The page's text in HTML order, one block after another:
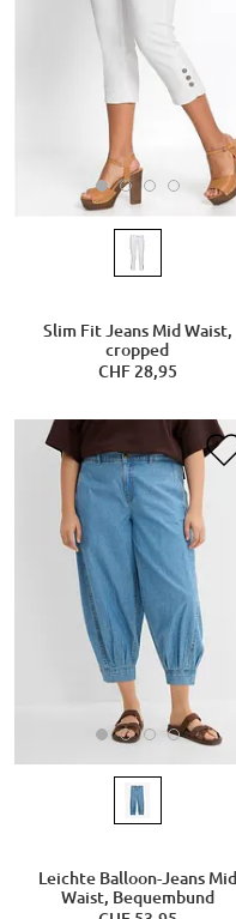
Slim Fit Jeans Mid Waist,
cropped
CHF 28,95
Leichte Balloon-Jeans Mid
Waist, Bequembund